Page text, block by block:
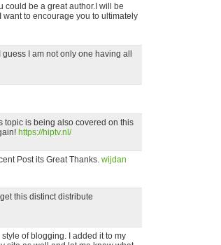
could be a great author.I will be
to encourage you to ultimately
I am not only one having all
topic is being also covered on this
https://hiptv.nl/
Post its Great Thanks. wijdan
this distinct distribute
of blogging. I added it to my